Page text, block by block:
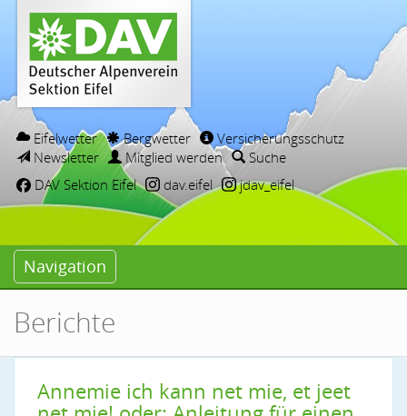
Eifelwetter Bergwetter
Versicherungsschutz
Newsletter
Mitglied werden
Suche
DAV Sektion Eifel
dav.eifel jdav_eifel
Navigation
Berichte
Annemie ich kann net mie, et jeet